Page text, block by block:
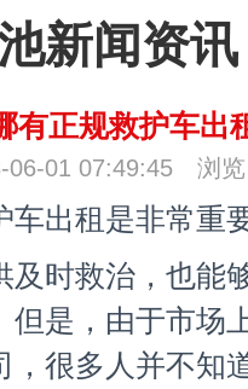
新闻资讯
有正规救护车出
06-01 07:49:45 浏览
车出租是非常重
及时救治，也能
但是，由于市场
，很多人并不知